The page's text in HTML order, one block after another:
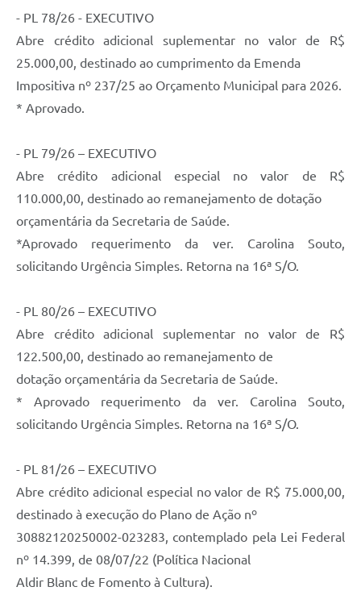
Telefones Úteis
SIC
Notícias
Contato
- PL 78/26 - EXECUTIVO
Abre crédito adicional suplementar no valor de R$
25.000,00, destinado ao cumprimento da Emenda
Impositiva nº 237/25 ao Orçamento Municipal para 2026.
* Aprovado.
- PL 79/26 – EXECUTIVO
Abre crédito adicional especial no valor de R$
110.000,00, destinado ao remanejamento de dotação
orçamentária da Secretaria de Saúde.
*Aprovado requerimento da ver. Carolina Souto,
solicitando Urgência Simples. Retorna na 16ª S/O.
- PL 80/26 – EXECUTIVO
Abre crédito adicional suplementar no valor de R$
122.500,00, destinado ao remanejamento de
dotação orçamentária da Secretaria de Saúde.
* Aprovado requerimento da ver. Carolina Souto,
solicitando Urgência Simples. Retorna na 16ª S/O.
- PL 81/26 – EXECUTIVO
Abre crédito adicional especial no valor de R$ 75.000,00,
destinado à execução do Plano de Ação nº
30882120250002-023283, contemplado pela Lei Federal
nº 14.399, de 08/07/22 (Política Nacional
Aldir Blanc de Fomento à Cultura).